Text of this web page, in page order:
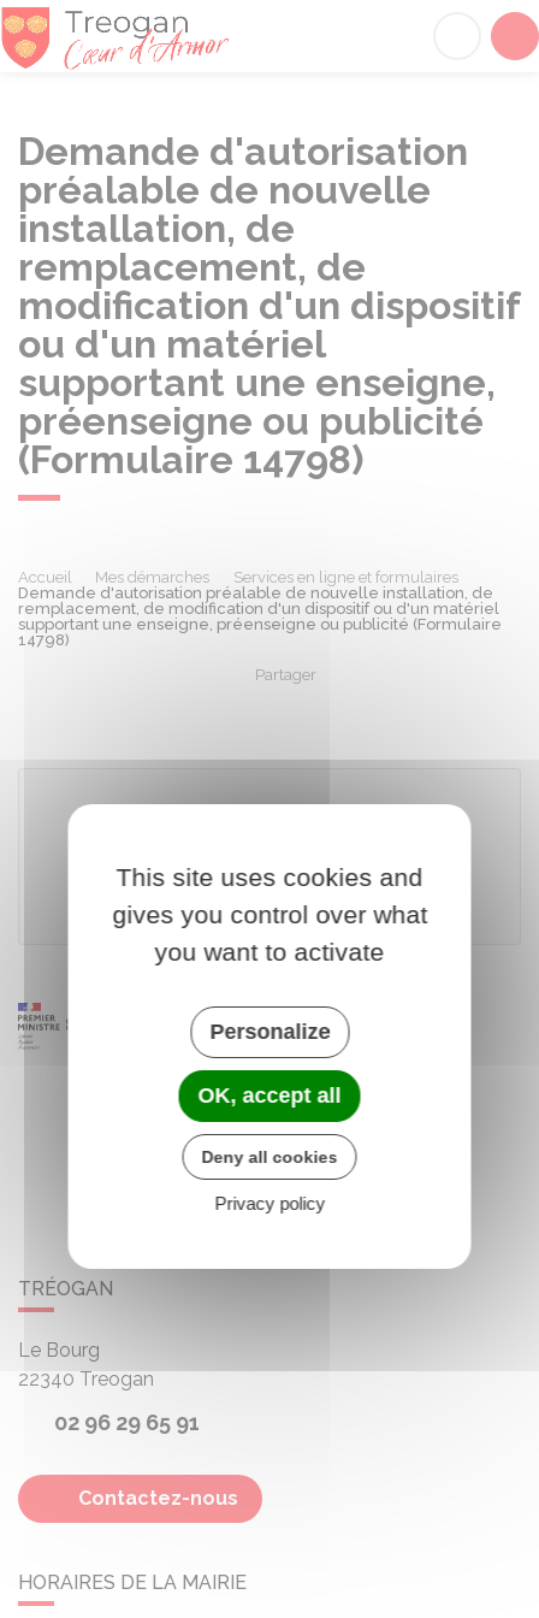
Demande d'autorisation
préalable de nouvelle
installation, de
remplacement, de
modification d'un dispositif
ou d'un matériel
supportant une enseigne,
préenseigne ou publicité
(Formulaire 14798)
Accueil Mes démarches
Services en ligne et formulaires
Demande d'autorisation préalable de nouvelle installation, de
remplacement, de modification d'un dispositif ou d'un matériel
supportant une enseigne, préenseigne ou publicité (Formulaire
14798)
Partager
Ministère chargé de l'environnement
TRÉOGAN
Le Bourg
22340 Treogan
02 96 29 65 91
Contactez-nous
HORAIRES DE LA MAIRIE
This site uses cookies and
gives you control over what
you want to activate
Personalize
OK, accept all
Deny all cookies
Privacy policy